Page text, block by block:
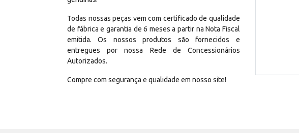
Todas nossas peças vem com certificado de qualidade
de fábrica e garantia de 6 meses a partir na Nota Fiscal
emitida. Os nossos produtos são fornecidos e
entregues por nossa Rede de Concessionários
Autorizados.
Compre com segurança e qualidade em nosso site!